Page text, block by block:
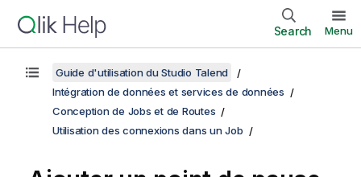
Search Menu
Guide d'utilisation du Studio Talend
Intégration de données et services de données
Conception de Jobs et de Routes
Utilisation des connexions dans un Job